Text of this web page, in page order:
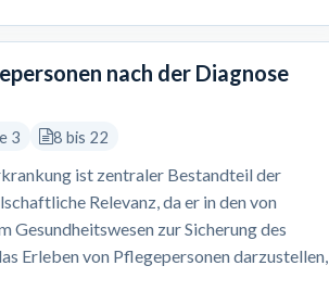
nach der Diagnose
3 8 bis 22
ist zentraler Bestandteil der
Relevanz, da er in den von
Gesundheitswesen zur Sicherung des
Erleben von Pflegepersonen darzustellen,